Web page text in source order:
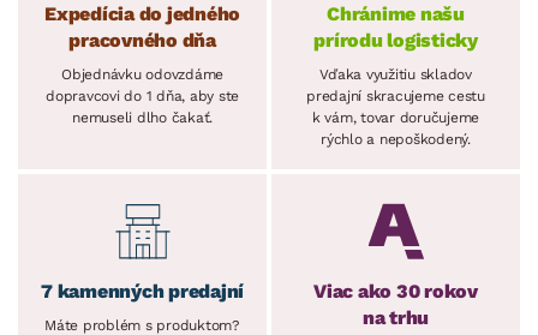
Expedícia do jedného
pracovného dňa
Objednávku odovzdáme
dopravcovi do 1 dňa, aby ste
nemuseli dlho čakať.
Chránime našu
prírodu logisticky
Vďaka využitiu skladov
predajní skracujeme cestu
k vám, tovar doručujeme
rýchlo a nepoškodený.
7 kamenných predajní
Máte problém s produktom?
Viac ako 30 rokov
na trhu